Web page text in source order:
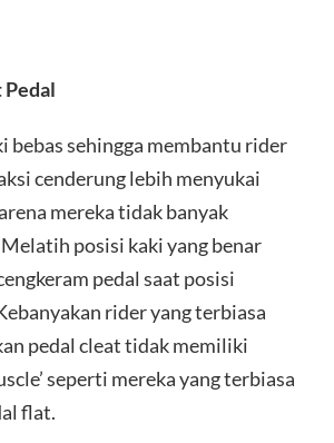
bebas sehingga membantu rider
cenderung lebih menyukai
mereka tidak banyak
posisi kaki yang benar
pedal saat posisi
rider yang terbiasa
pedal cleat tidak memiliki
seperti mereka yang terbiasa
flat.